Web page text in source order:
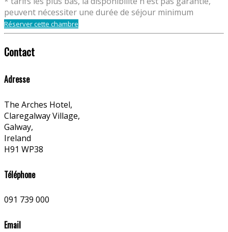
peuvent nécessiter une durée de séjour minimum
Réserver cette chambre
Contact
Adresse
The Arches Hotel,
Claregalway Village,
Galway,
Ireland
H91 WP38
Téléphone
091 739 000
Email